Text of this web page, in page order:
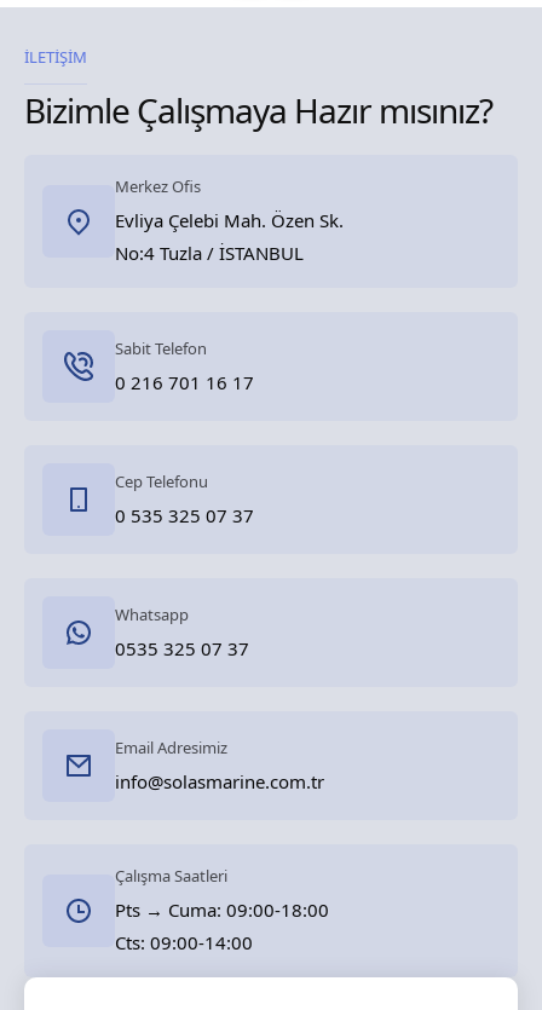
İLETİŞİM
Bizimle Çalışmaya Hazır mısınız?
Merkez Ofis
Evliya Çelebi Mah. Özen Sk.
No:4 Tuzla / İSTANBUL
Sabit Telefon
0 216 701 16 17
Cep Telefonu
0 535 325 07 37
Whatsapp
0535 325 07 37
Email Adresimiz
info@solasmarine.com.tr
Çalışma Saatleri
Pts → Cuma: 09:00-18:00
Cts: 09:00-14:00